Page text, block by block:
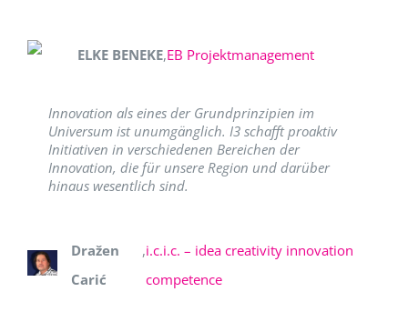
ELKE BENEKE,EB Projektmanagement
Innovation als eines der Grundprinzipien im
Universum ist unumgänglich. I3 schafft proaktiv
Initiativen in verschiedenen Bereichen der
Innovation, die für unsere Region und darüber
hinaus wesentlich sind.
Dražen
Carić
,i.c.i.c. – idea creativity innovation
competence